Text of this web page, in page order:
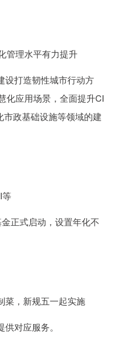
管理水平有力提升
设打造韧性城市行动方
化应用场景，全面提升CI
政基础设施等领域的建
等
正式启动，设置年化不
菜，新规五一起实施
对应服务。